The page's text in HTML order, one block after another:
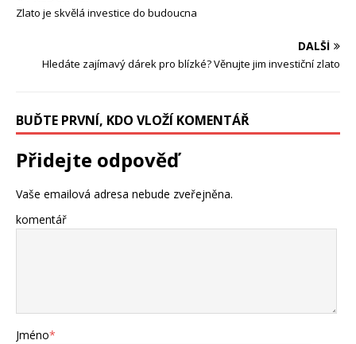
Zlato je skvělá investice do budoucna
DALŠÍ
Hledáte zajímavý dárek pro blízké? Věnujte jim investiční zlato
BUĎTE PRVNÍ, KDO VLOŽÍ KOMENTÁŘ
Přidejte odpověď
Vaše emailová adresa nebude zveřejněna.
komentář
Jméno*